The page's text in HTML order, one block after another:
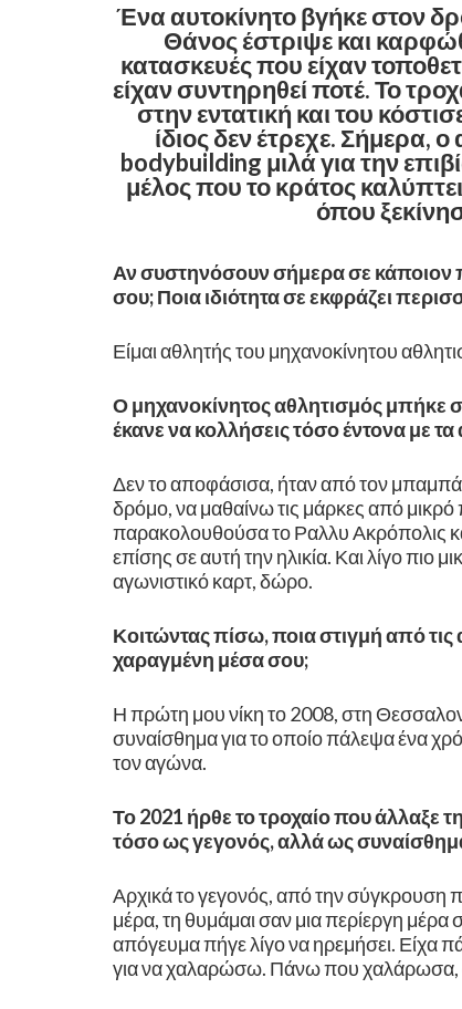
Ένα αυτοκίνητο βγήκε στον
Θάνος έστριψε και
κατασκευές που είχαν
είχαν συντηρηθεί ποτέ. Το
στην εντατική και του
ίδιος δεν έτρεχε. Σήμερα,
bodybuilding μιλά για την
μέλος που το κράτος
όπου
Αν συστηνόσουν σήμερα σε κάποιον
σου; Ποια ιδιότητα σε εκφράζει
Είμαι αθλητής του μηχανοκίνητου
Ο μηχανοκίνητος αθλητισμός μπήκε
έκανε να κολλήσεις τόσο έντονα με τα
Δεν το αποφάσισα, ήταν από τον
δρόμο, να μαθαίνω τις μάρκες από μικρό
παρακολουθούσα το Ραλλυ Ακρόπολις
επίσης σε αυτή την ηλικία. Και λίγο πιο
αγωνιστικό καρτ, δώρο.
Κοιτώντας πίσω, ποια στιγμή από τις
χαραγμένη μέσα σου;
Η πρώτη μου νίκη το 2008, στη
συναίσθημα για το οποίο πάλεψα ένα
τον αγώνα.
Το 2021 ήρθε το τροχαίο που άλλαξε
τόσο ως γεγονός, αλλά ως
Αρχικά το γεγονός, από την σύγκρουση
μέρα, τη θυμάμαι σαν μια περίεργη
απόγευμα πήγε λίγο να ηρεμήσει. Είχα
για να χαλαρώσω. Πάνω που χαλάρωσα,